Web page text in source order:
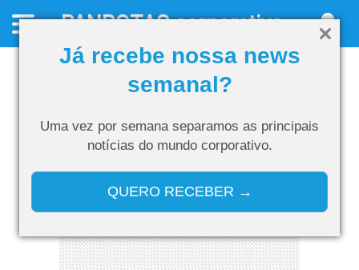
Já recebe nossa news
semanal?
Uma vez por semana separamos as principais
notícias do mundo corporativo.
QUERO RECEBER →
PANROTAScorporativo